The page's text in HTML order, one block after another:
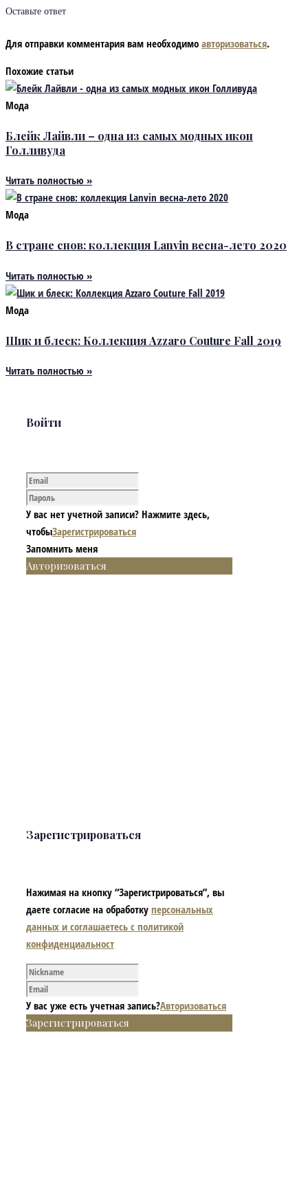
Оставьте ответ
Для отправки комментария вам необходимо авторизоваться.
Похожие статьи
Мода
Блейк Лайвли – одна из самых модных икон
Голливуда
Читать полностью »
Мода
В стране снов: коллекция Lanvin весна-лето 2020
Читать полностью »
Мода
Шик и блеск: Коллекция Azzaro Couture Fall 2019
Читать полностью »
Войти
У вас нет учетной записи? Нажмите здесь,
чтобыЗарегистрироваться
Запомнить меня
Авторизоваться
Зарегистрироваться
Нажимая на кнопку “Зарегистрироваться”, вы
даете согласие на обработку персональных
данных и соглашаетесь с политикой
конфиденциальност
У вас уже есть учетная запись?Авторизоваться
Зарегистрироваться